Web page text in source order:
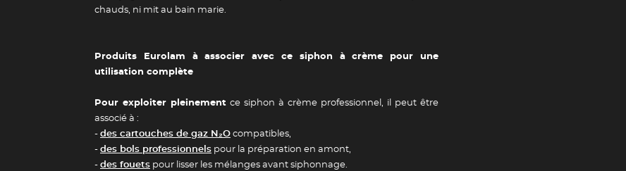
chauds, ni mit au bain marie.
Produits Eurolam à associer avec ce siphon à crème pour une
utilisation complète
Pour exploiter pleinement ce siphon à crème professionnel, il peut être
associé à :
- des cartouches de gaz N₂O compatibles,
- des bols professionnels pour la préparation en amont,
- des fouets pour lisser les mélanges avant siphonnage.